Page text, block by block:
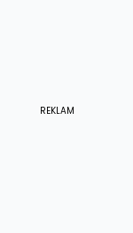
REKLAM